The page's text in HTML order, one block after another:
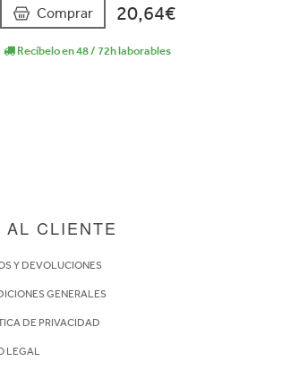
Comprar 20,64€
Recíbelo en 48 / 72h laborables
AL CLIENTE
Y DEVOLUCIONES
GENERALES
DE PRIVACIDAD
LEGAL